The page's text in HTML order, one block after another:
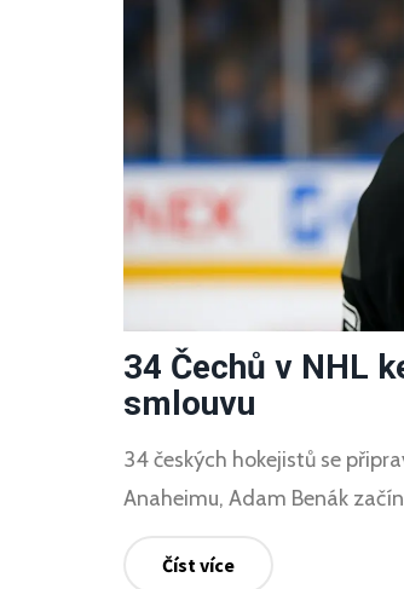
34 Čechů v NHL
smlouvu
34 českých hokejistů se
Anaheimu, Adam Benák
Číst více